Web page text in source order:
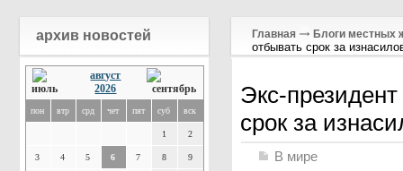
архив новостей
август
2026
пон втр срд чет пят суб вск
1 2
3 4 5 6 7 8 9
Главная Блоги местных
отбывать срок за
Экс-
срок за
В мире